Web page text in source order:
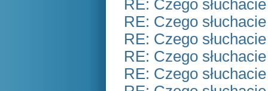
RE: Czego
RE: Czego
RE: Czego
RE: Czego
RE: Czego